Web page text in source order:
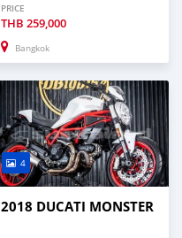
PRICE
THB 259,000
Bangkok
4
2018 DUCATI MONSTER